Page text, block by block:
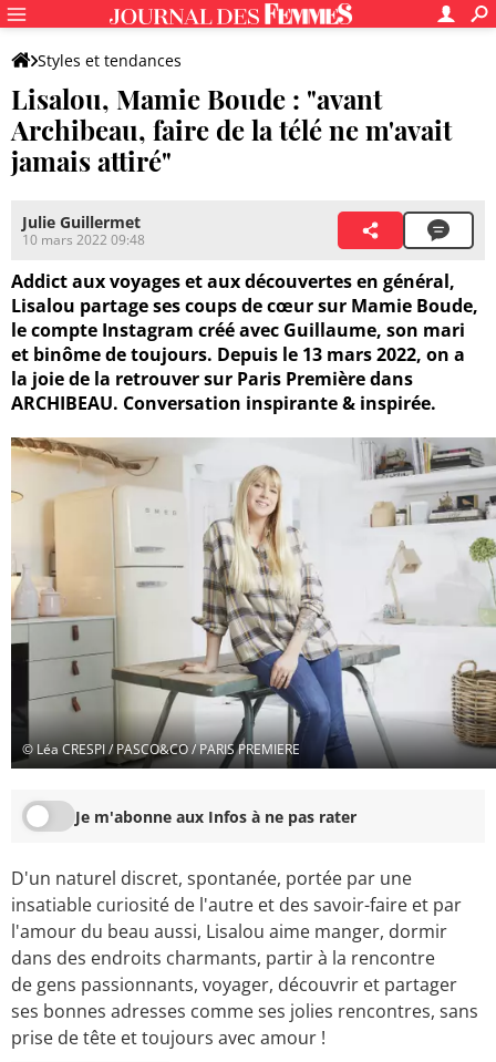
Styles et tendances
Lisalou, Mamie Boude : "avant
Archibeau, faire de la télé ne m'avait
jamais attiré"
Julie Guillermet
10 mars 2022 09:48
Addict aux voyages et aux découvertes en général,
Lisalou partage ses coups de cœur sur Mamie Boude,
le compte Instagram créé avec Guillaume, son mari
et binôme de toujours. Depuis le 13 mars 2022, on a
la joie de la retrouver sur Paris Première dans
ARCHIBEAU. Conversation inspirante & inspirée.
© Léa CRESPI / PASCO&CO / PARIS PREMIERE
Je m'abonne aux Infos à ne pas rater
D'un naturel discret, spontanée, portée par une
insatiable curiosité de l'autre et des savoir-faire et par
l'amour du beau aussi, Lisalou aime manger, dormir
dans des endroits charmants, partir à la rencontre
de gens passionnants, voyager, découvrir et partager
ses bonnes adresses comme ses jolies rencontres, sans
prise de tête et toujours avec amour !